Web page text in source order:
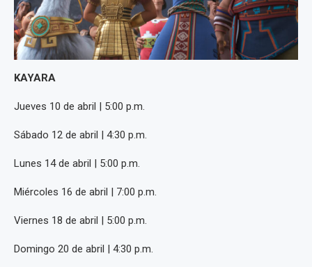
KAYARA
Jueves 10 de abril | 5:00 p.m.
Sábado 12 de abril | 4:30 p.m.
Lunes 14 de abril | 5:00 p.m.
Miércoles 16 de abril | 7:00 p.m.
Viernes 18 de abril | 5:00 p.m.
Domingo 20 de abril | 4:30 p.m.